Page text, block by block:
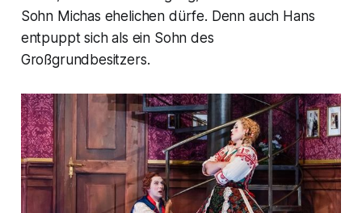
Sohn Michas ehelichen dürfe. Denn auch Hans
entpuppt sich als ein Sohn des
Großgrundbesitzers.